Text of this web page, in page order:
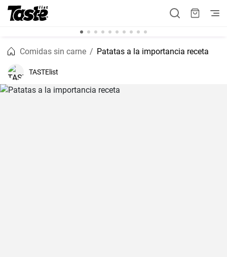
Comidas sin carne Patatas a la importancia receta
TASTElist